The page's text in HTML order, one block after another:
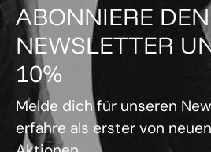
ABONNIERE DEN
NEWSLETTER
10%
Melde dich für unseren
erfahre als erster von